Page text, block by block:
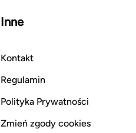
Inne
Kontakt
Regulamin
Polityka Prywatności
Zmień zgody cookies